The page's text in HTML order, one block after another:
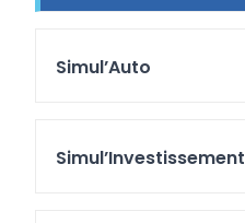
Simul’Auto
Simul’Investissement